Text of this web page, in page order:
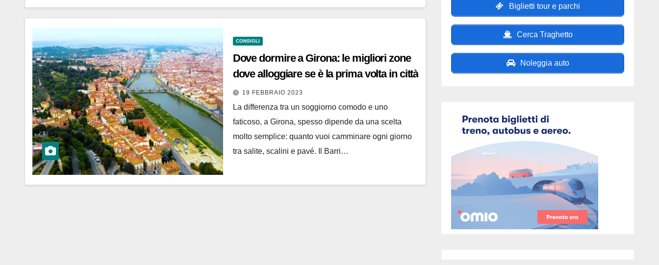
CONSIGLI
Dove dormire a Girona: le migliori zone
dove alloggiare se è la prima volta in città
19 FEBBRAIO 2023
La differenza tra un soggiorno comodo e uno
faticoso, a Girona, spesso dipende da una scelta
molto semplice: quanto vuoi camminare ogni giorno
tra salite, scalini e pavé. Il Barri…
Biglietti tour e parchi
Cerca Traghetto
Noleggia auto